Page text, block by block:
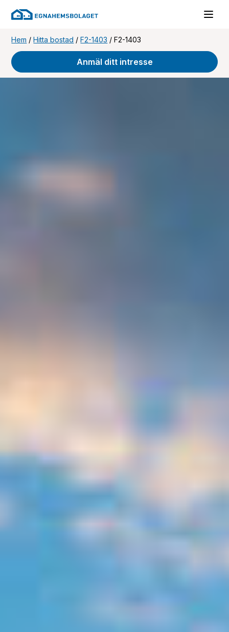
Hem /Hitta bostad /F2-1403 /F2-1403
Anmäl ditt intresse